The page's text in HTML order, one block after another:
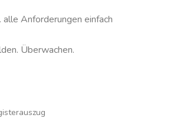
Anforderungen einfach
Überwachen.